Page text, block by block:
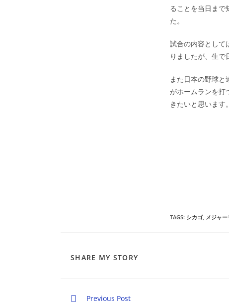
ることを当日まで
た。
試合の内容として
りましたが、生で
また日本の野球
がホームランを打
きたいと思います。
TAGS: シカゴ, メジャ
SHARE MY STORY
Read Previous Post